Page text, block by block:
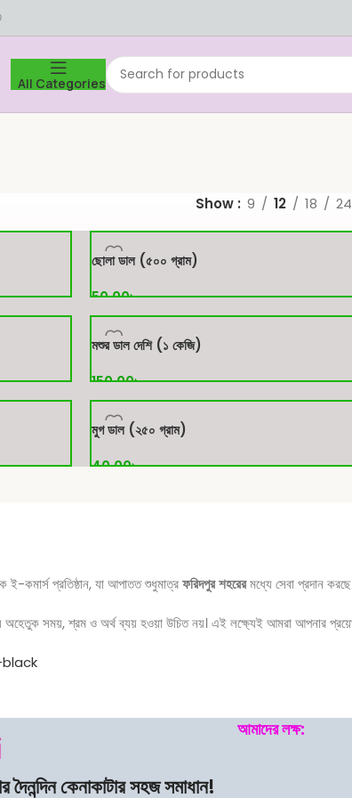
All Categories
Show 9 12 18 24
ছোলা ডাল (৫০০ গ্রাম)
50.00৳
ক্রয় করুন
মশুর ডাল দেশি (১ কেজি)
150.00৳
ক্রয় করুন
মুগ ডাল (২৫০ গ্রাম)
40.00৳
কমার্স প্রতিষ্ঠান, যা আপাতত শুধুমাত্রফরিদপুর শহরেরমধ্যে সেবা প্রদান
অহেতুক সময়, শ্রম ও অর্থ ব্যয় হওয়া উচিত নয়। এই লক্ষ্যেই আমরা আপনার
কেনাকাটার সহজ সমাধান!
আমাদের লক্ষ: